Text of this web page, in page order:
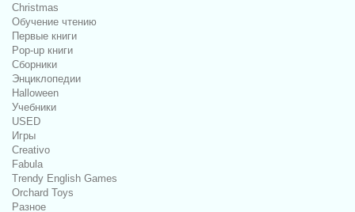
Christmas
Обучение чтению
Первые книги
Pop-up книги
Сборники
Энциклопедии
Halloween
Учебники
USED
Игры
Creativo
Fabula
Trendy English Games
Orchard Toys
Разное